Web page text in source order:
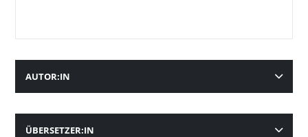
AUTOR:IN
ÜBERSETZER:IN